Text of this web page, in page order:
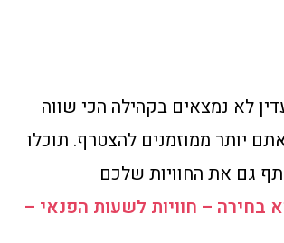
לא נמצאים בקהילה הכי שווה
יותר ממוזמנים להצטרף. תוכלו
גם את החוויות שלכם
בחירה – חוויות לשעות הפנאי –